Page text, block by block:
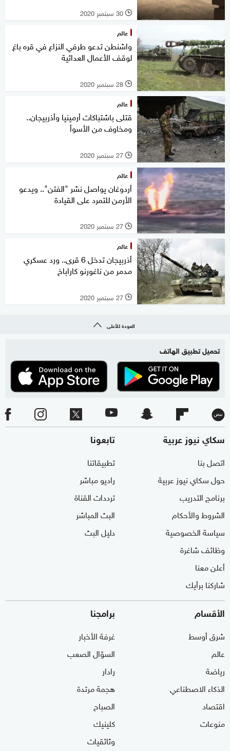
l 30 سبتمبر 2020
عالم
واشنطن تدعو طرفي النزاع في قره باغ
لوقف الأعمال العدائية
l 28 سبتمبر 2020
عالم
قتلى باشتباكات أرمينيا وأذربيجان..
ومخاوف من الأسوأ
l 27 سبتمبر 2020
عالم
أردوغان يواصل نشر "الفتن".. ويدعو
الأرمن للتمرد على القيادة
l 27 سبتمبر 2020
عالم
أذربيجان تدخل 6 قرى.. ورد عسكري
مدمر من ناغورنو كاراباخ
l 27 سبتمبر 2020
العودة للأعلى
تحميل تطبيق الهاتف
سكاي نيوز عربية
اتصل بنا
حول سكاي نيوز عربية
برنامج التدريب
الشروط والأحكام
سياسة الخصوصية
وظائف شاغرة
أعلن معنا
شاركنا برأيك
تابعونا
تطبيقاتنا
راديو مباشر
ترددات القناة
البث المباشر
دليل البث
الأقسام
شرق أوسط
عالم
رياضة
الذكاء الاصطناعي
اقتصاد
منوعات
برامجنا
غرفة الأخبار
السؤال الصعب
رادار
هجمة مرتدة
الصباح
كلينيك
وثائقيات